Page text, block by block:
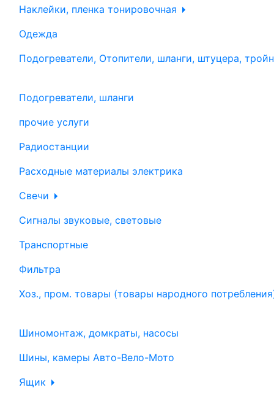
Наклейки, пленка тонировочная
Одежда
Подогреватели, Отопители, шланги, штуцера,
Подогреватели, шланги
прочие услуги
Радиостанции
Расходные материалы электрика
Свечи
Сигналы звуковые, световые
Транспортные
Фильтра
Хоз., пром. товары (товары народного
Шиномонтаж, домкраты, насосы
Шины, камеры Авто-Вело-Мото
Ящик